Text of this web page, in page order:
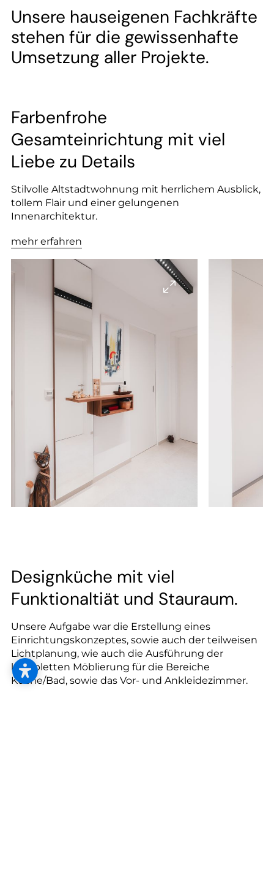
Unsere hauseigenen Fachkräfte
stehen für die gewissenhafte
Umsetzung aller Projekte.
Farbenfrohe
Gesamteinrichtung mit viel
Liebe zu Details
Stilvolle Altstadtwohnung mit herrlichem Ausblick,
tollem Flair und einer gelungenen
Innenarchitektur.
mehr erfahren
Designküche mit viel
Funktionaltiät und Stauraum.
Unsere Aufgabe war die Erstellung eines
Einrichtungskonzeptes, sowie auch der teilweisen
Lichtplanung, wie auch die Ausführung der
kompletten Möblierung für die Bereiche
Küche/Bad, sowie das Vor- und Ankleidezimmer.